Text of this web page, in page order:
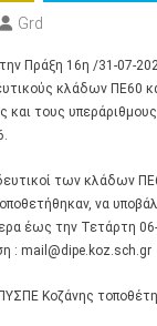
Grd
Πράξη 16η /31-07-
κλάδων ΠΕ60
τους
των κλάδων
να
έως την Τετάρτη
: mail@dipe.koz.sch.gr
Κοζάνης